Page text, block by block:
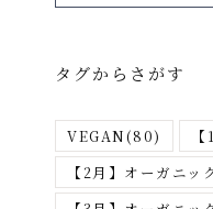
ー
ら
が
タグからさがす
VEGAN(80)
【2月】オーガニッ